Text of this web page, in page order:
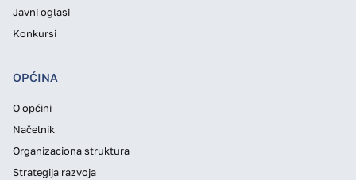
Javni oglasi
Konkursi
OPĆINA
O općini
Načelnik
Organizaciona struktura
Strategija razvoja